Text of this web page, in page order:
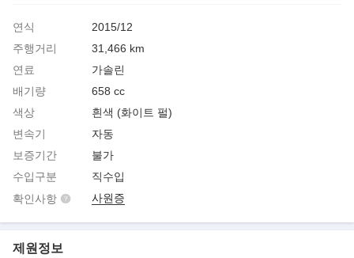
연식
2015/12
주행거리
31,466 km
연료
가솔린
배기량
658 cc
색상
흰색 (화이트 펄)
변속기
자동
보증기간
불가
수입구분
직수입
확인사항
사원증
제원정보